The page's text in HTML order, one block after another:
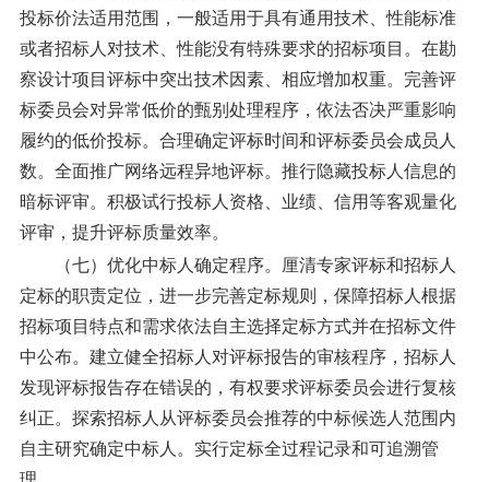
投标价法适用范围，一般适用于具有通用技术、性能标准
或者招标人对技术、性能没有特殊要求的招标项目。在勘
察设计项目评标中突出技术因素、相应增加权重。完善评
标委员会对异常低价的甄别处理程序，依法否决严重影响
履约的低价投标。合理确定评标时间和评标委员会成员人
数。全面推广网络远程异地评标。推行隐藏投标人信息的
暗标评审。积极试行投标人资格、业绩、信用等客观量化
评审，提升评标质量效率。
（七）优化中标人确定程序。 厘清专家评标和招标人
定标的职责定位，进一步完善定标规则，保障招标人根据
招标项目特点和需求依法自主选择定标方式并在招标文件
中公布。建立健全招标人对评标报告的审核程序，招标人
发现评标报告存在错误的，有权要求评标委员会进行复核
纠正。探索招标人从评标委员会推荐的中标候选人范围内
自主研究确定中标人。实行定标全过程记录和可追溯管